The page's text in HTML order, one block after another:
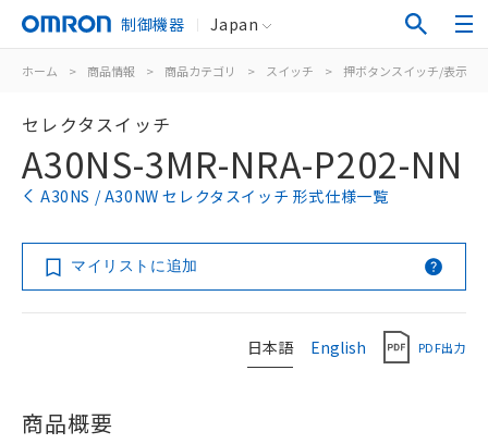
制御機器 Japan
ホーム > 商品情報 > 商品カテゴリ > スイッチ > 押ボタンスイッチ/表示灯
セレクタスイッチ
A30NS-3MR-NRA-P202-NN
A30NS / A30NW セレクタスイッチ 形式仕様一覧
マイリストに追加
日本語 English PDF出力
商品概要